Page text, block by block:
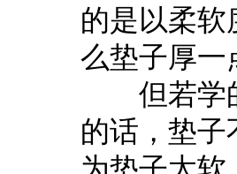
的是以柔
么垫子厚一
但若学的
的话，垫子